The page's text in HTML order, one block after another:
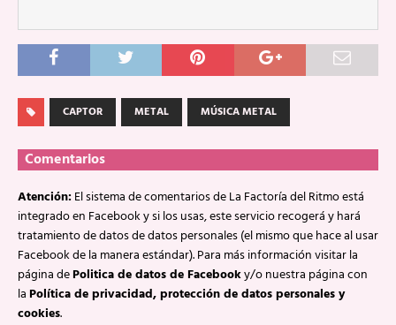
CAPTOR METAL MÚSICA METAL
Comentarios
Atención:El sistema de comentarios de La Factoría del Ritmo está
integrado en Facebook y si los usas, este servicio recogerá y hará
tratamiento de datos de datos personales (el mismo que hace al usar
Facebook de la manera estándar). Para más información visitar la
página dePolitica de datos de Facebooky/o nuestra página con
laPolítica de privacidad, protección de datos personales y
cookies.